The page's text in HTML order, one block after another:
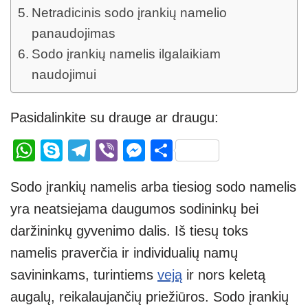
Netradicinis sodo įrankių namelio
panaudojimas
Sodo įrankių namelis ilgalaikiam
naudojimui
Pasidalinkite su drauge ar draugu:
W
at
s
A
p
p
S
p
e
T
e
gr
a
m
Vi
er
M
ss
e
n
g
er
S
ar
e
Sodo įrankių namelis arba tiesiog sodo namelis
yra neatsiejama daugumos sodininkų bei
daržininkų gyvenimo dalis. Iš tiesų toks
namelis praverčia ir individualių namų
savininkams, turintiems veją ir nors keletą
augalų, reikalaujančių priežiūros. Sodo įrankių